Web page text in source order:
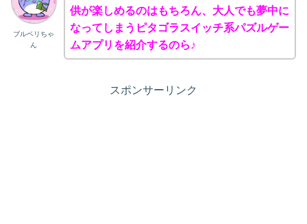
ブルベリちゃ
ん
供が楽しめるのはもちろん、大人でも夢中に
なってしまうピタゴラスイッチ系パズルゲー
ムアプリを紹介するのら♪
スポンサーリンク